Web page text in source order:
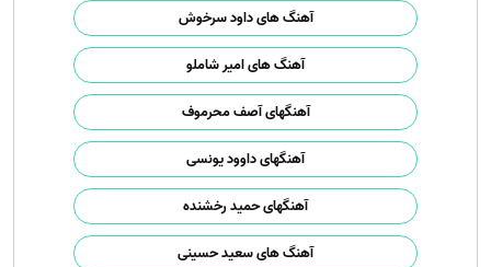
آهنگ های داود سرخوش
آهنگ های امیر شاملو
آهنگهای آصف محرموف
آهنگهای داوود یونسی
آهنگهای حمید رخشنده
آهنگ های سعید حسینی